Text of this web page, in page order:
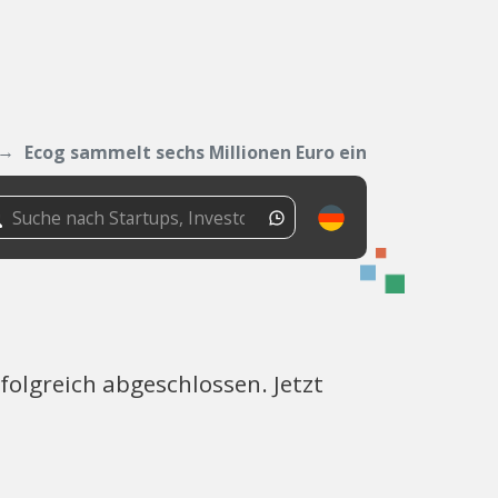
Ecog sammelt sechs Millionen Euro ein
abgeschlossen. Jetzt